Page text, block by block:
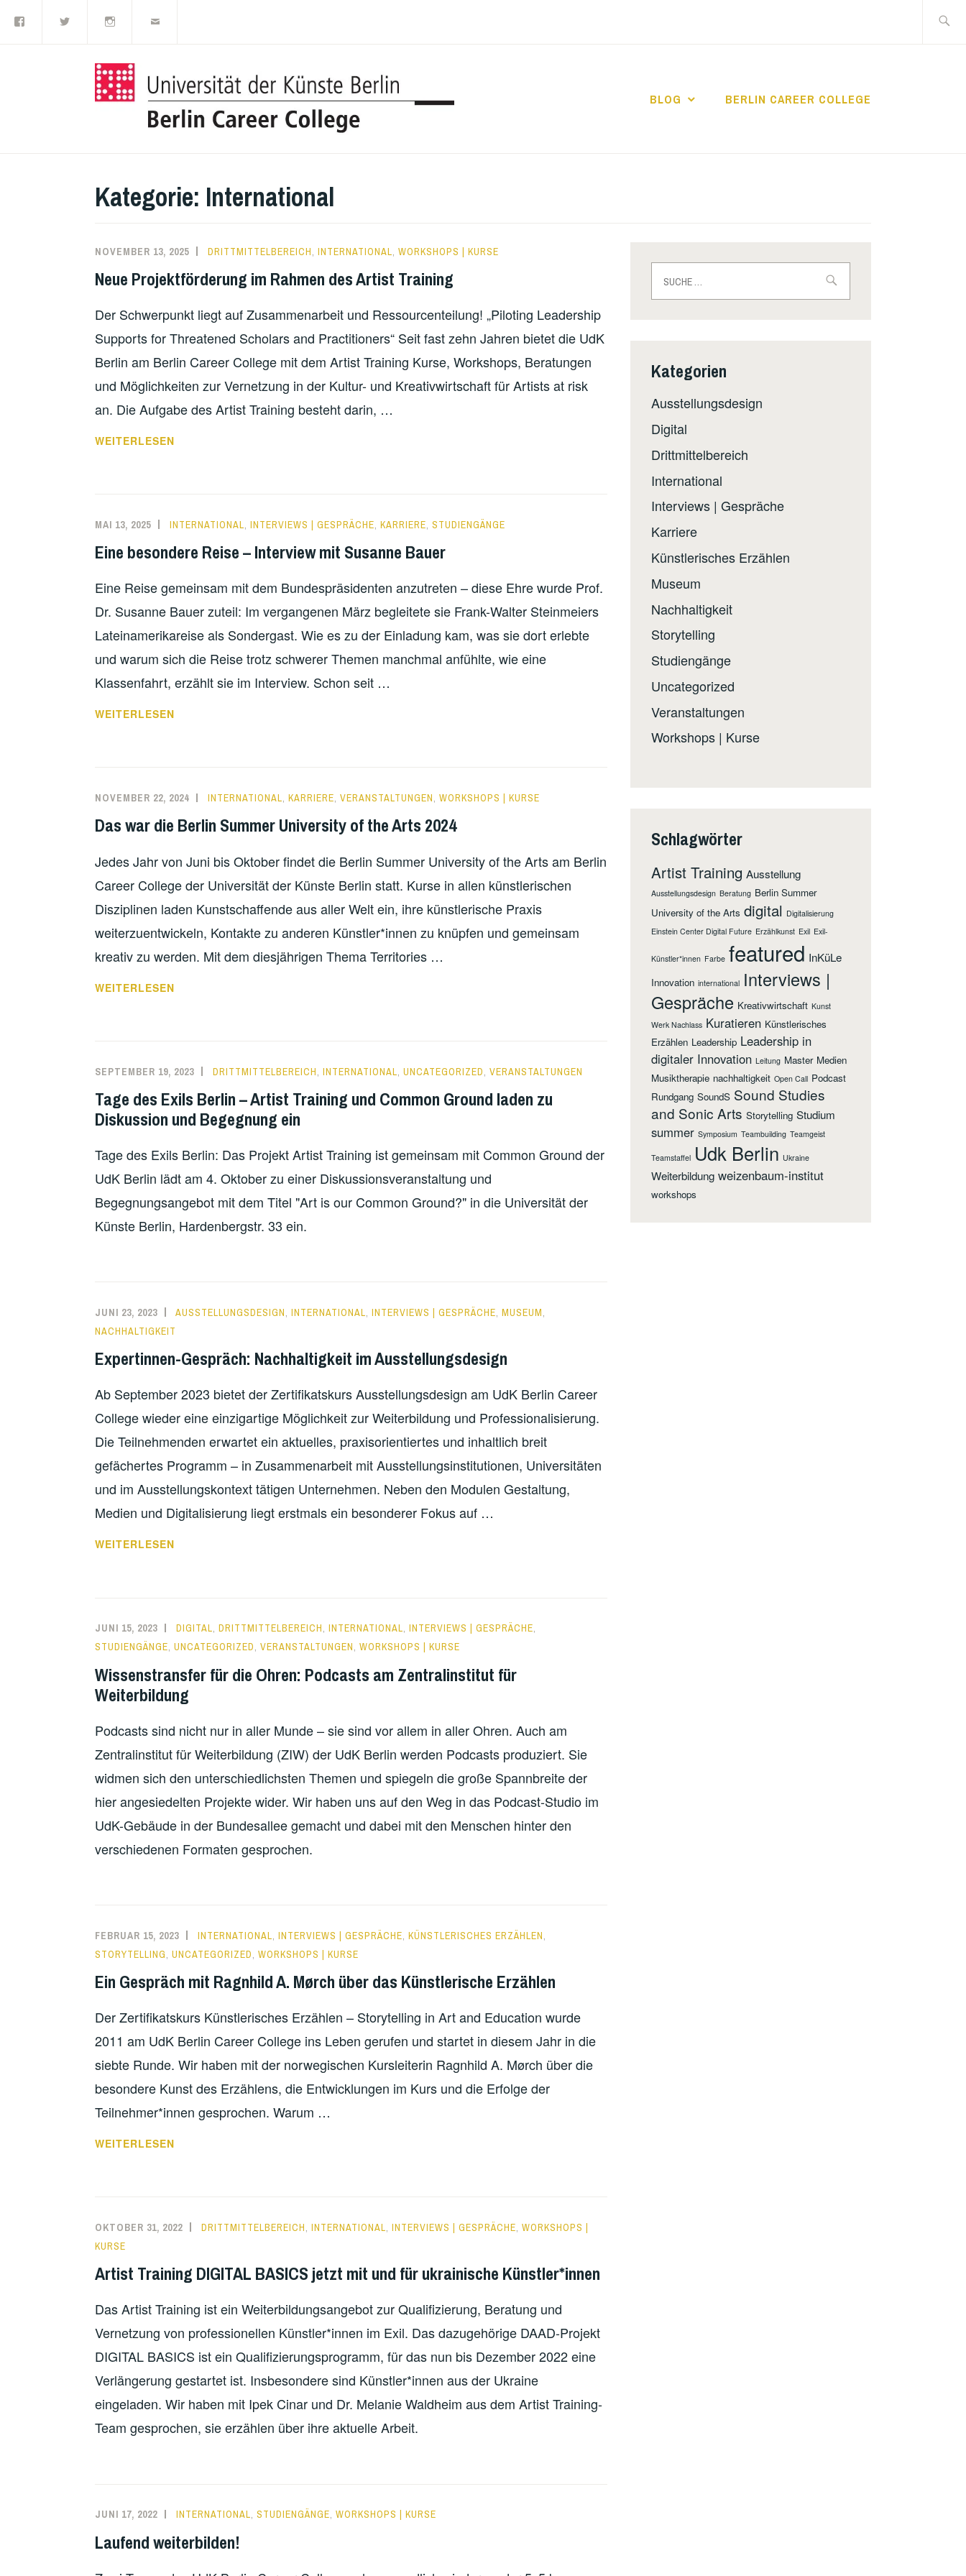
Inhalt
nach:
BLOG BERLIN CAREER COLLEGE
Kategorie: International
NOVEMBER 13, 2025 DRITTMITTELBEREICH INTERNATIONAL WORKSHOPS | KURSE
Neue Projektförderung im Rahmen des Artist Training
Der Schwerpunkt liegt auf Zusammenarbeit und Ressourcenteilung! „Piloting Leadership
Supports for Threatened Scholars and Practitioners“ Seit fast zehn Jahren bietet die UdK
Berlin am Berlin Career College mit dem Artist Training Kurse, Workshops, Beratungen
und Möglichkeiten zur Vernetzung in der Kultur- und Kreativwirtschaft für Artists at risk
an. Die Aufgabe des Artist Training besteht darin, …
NEUE
ARTIST
TRAINING
WEITERLESEN
MAI 13, 2025 INTERNATIONAL, INTERVIEWS | GESPRÄCHE, KARRIERE, STUDIENGÄNGE
Eine besondere Reise – Interview mit Susanne Bauer
Eine Reise gemeinsam mit dem Bundespräsidenten anzutreten – diese Ehre wurde Prof.
Dr. Susanne Bauer zuteil: Im vergangenen März begleitete sie Frank-Walter Steinmeiers
Lateinamerikareise als Sondergast. Wie es zu der Einladung kam, was sie dort erlebte
und warum sich die Reise trotz schwerer Themen manchmal anfühlte, wie eine
Klassenfahrt, erzählt sie im Interview. Schon seit …
EINE
SUSANNE
WEITERLESEN
NOVEMBER 22, 2024 INTERNATIONAL, KARRIERE, VERANSTALTUNGEN, WORKSHOPS | KURSE
Das war die Berlin Summer University of the Arts 2024
Jedes Jahr von Juni bis Oktober findet die Berlin Summer University of the Arts am Berlin
Career College der Universität der Künste Berlin statt. Kurse in allen künstlerischen
Disziplinen laden Kunstschaffende aus aller Welt ein, ihre künstlerische Praxis
weiterzuentwickeln, Kontakte zu anderen Künstler*innen zu knüpfen und gemeinsam
kreativ zu werden. Mit dem diesjährigen Thema Territories …
DAS
UNIVERSITY
OF
THE
2024
WEITERLESEN
SEPTEMBER 19, 2023 DRITTMITTELBEREICH, INTERNATIONAL, UNCATEGORIZED, VERANSTALTUNGEN
Tage des Exils Berlin – Artist Training und Common Ground laden zu
Diskussion und Begegnung ein
Tage des Exils Berlin: Das Projekt Artist Training ist gemeinsam mit Common Ground der
UdK Berlin lädt am 4. Oktober zu einer Diskussionsveranstaltung und
Begegnungsangebot mit dem Titel "Art is our Common Ground?" in die Universität der
Künste Berlin, Hardenbergstr. 33 ein.
JUNI 23, 2023 AUSSTELLUNGSDESIGN, INTERNATIONAL, INTERVIEWS | GESPRÄCHE, MUSEUM,
NACHHALTIGKEIT
Expertinnen-Gespräch: Nachhaltigkeit im Ausstellungsdesign
Ab September 2023 bietet der Zertifikatskurs Ausstellungsdesign am UdK Berlin Career
College wieder eine einzigartige Möglichkeit zur Weiterbildung und Professionalisierung.
Die Teilnehmenden erwartet ein aktuelles, praxisorientiertes und inhaltlich breit
gefächertes Programm – in Zusammenarbeit mit Ausstellungsinstitutionen, Universitäten
und im Ausstellungskontext tätigen Unternehmen. Neben den Modulen Gestaltung,
Medien und Digitalisierung liegt erstmals ein besonderer Fokus auf …
EXPERTINNEN-
WEITERLESEN
JUNI 15, 2023 DIGITAL, DRITTMITTELBEREICH, INTERNATIONAL, INTERVIEWS | GESPRÄCHE,
STUDIENGÄNGE, UNCATEGORIZED, VERANSTALTUNGEN, WORKSHOPS | KURSE
Wissenstransfer für die Ohren: Podcasts am Zentralinstitut für
Weiterbildung
Podcasts sind nicht nur in aller Munde – sie sind vor allem in aller Ohren. Auch am
Zentralinstitut für Weiterbildung (ZIW) der UdK Berlin werden Podcasts produziert. Sie
widmen sich den unterschiedlichsten Themen und spiegeln die große Spannbreite der
hier angesiedelten Projekte wider. Wir haben uns auf den Weg in das Podcast-Studio im
UdK-Gebäude in der Bundesallee gemacht und dabei mit den Menschen hinter den
verschiedenen Formaten gesprochen.
FEBRUAR 15, 2023 INTERNATIONAL, INTERVIEWS | GESPRÄCHE, KÜNSTLERISCHES ERZÄHLEN,
STORYTELLING, UNCATEGORIZED, WORKSHOPS | KURSE
Ein Gespräch mit Ragnhild A. Mørch über das Künstlerische Erzählen
Der Zertifikatskurs Künstlerisches Erzählen – Storytelling in Art and Education wurde
2011 am UdK Berlin Career College ins Leben gerufen und startet in diesem Jahr in die
siebte Runde. Wir haben mit der norwegischen Kursleiterin Ragnhild A. Mørch über die
besondere Kunst des Erzählens, die Entwicklungen im Kurs und die Erfolge der
Teilnehmer*innen gesprochen. Warum …
EIN
DAS
ERZÄHLEN
WEITERLESEN
OKTOBER 31, 2022 DRITTMITTELBEREICH, INTERNATIONAL, INTERVIEWS | GESPRÄCHE, WORKSHOPS |
KURSE
Artist Training DIGITAL BASICS jetzt mit und für ukrainische Künstler*innen
Das Artist Training ist ein Weiterbildungsangebot zur Qualifizierung, Beratung und
Vernetzung von professionellen Künstler*innen im Exil. Das dazugehörige DAAD-Projekt
DIGITAL BASICS ist ein Qualifizierungsprogramm, für das nun bis Dezember 2022 eine
Verlängerung gestartet ist. Insbesondere sind Künstler*innen aus der Ukraine
eingeladen. Wir haben mit Ipek Cinar und Dr. Melanie Waldheim aus dem Artist Training-
Team gesprochen, sie erzählen über ihre aktuelle Arbeit.
JUNI 17, 2022 INTERNATIONAL, STUDIENGÄNGE, WORKSHOPS | KURSE
Laufend weiterbilden!
nach:
Kategorien
Ausstellungsdesign
Digital
Drittmittelbereich
International
Interviews | Gespräche
Karriere
Künstlerisches Erzählen
Museum
Nachhaltigkeit
Storytelling
Studiengänge
Uncategorized
Veranstaltungen
Workshops | Kurse
Schlagwörter
Artist Training Ausstellung
Ausstellungsdesign Beratung Berlin Summer
University of the Arts digital Digitalisierung
Einstein Center Digital Future Erzählkunst Exil Exil-
Künstler*innen Farbe featured InKüLe
Innovation international Interviews |
Gespräche Kreativwirtschaft Kunst
Werk Nachlass Kuratieren Künstlerisches
Erzählen Leadership Leadership in
digitaler Innovation Leitung Master Medien
Musiktherapie nachhaltigkeit Open Call Podcast
Rundgang SoundS Sound Studies
and Sonic Arts Storytelling Studium
summer Symposium Teambuilding Teamgeist
Teamstaffel Udk Berlin Ukraine
Weiterbildung weizenbaum-institut
workshops